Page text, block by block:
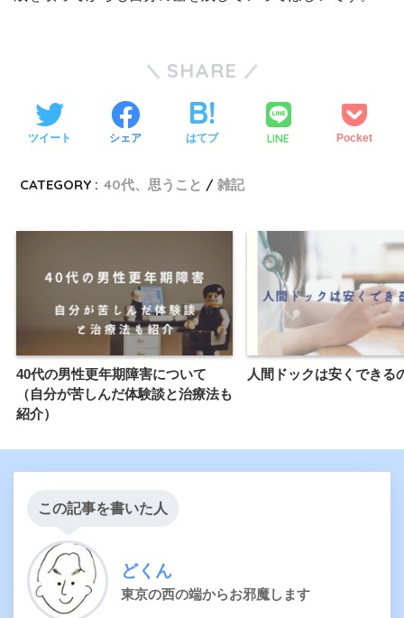
SHARE
ツイート シェア はてブ LINE Pocket
CATEGORY : 40代、思うこと 雑記
40代の男性更年期障害について
（自分が苦しんだ体験談と治療法も
紹介）
人間ドックは安くできる
この記事を書いた人
どくん
東京の西の端からお邪魔します